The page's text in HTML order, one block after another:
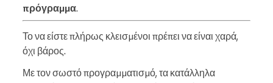
πρόγραμμα.
Το να είστε πλήρως κλεισμένοι πρέπει να είναι χαρά,
όχι βάρος.
Με τον σωστό προγραμματισμό, τα κατάλληλα